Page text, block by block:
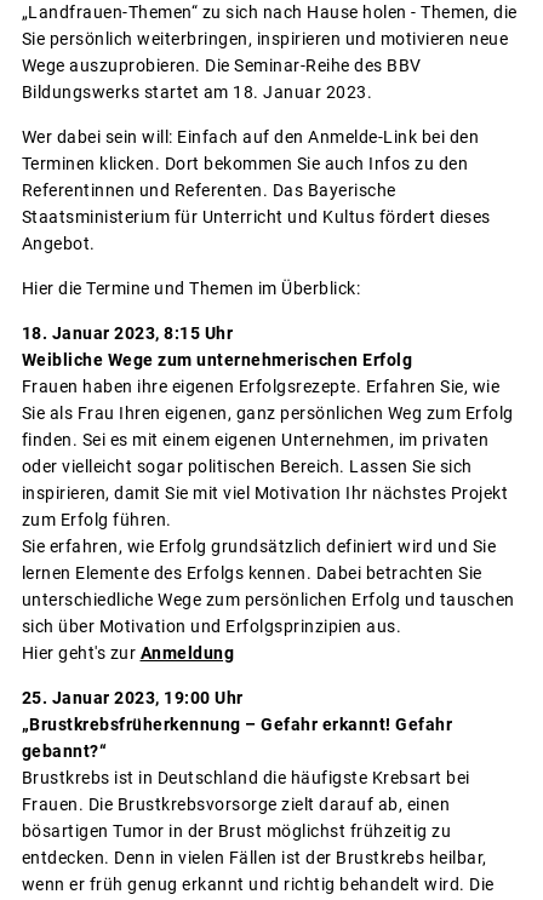
„Landfrauen-Themen“ zu sich nach Hause holen - Themen, die
Sie persönlich weiterbringen, inspirieren und motivieren neue
Wege auszuprobieren. Die Seminar-Reihe des BBV
Bildungswerks startet am 18. Januar 2023.
Wer dabei sein will: Einfach auf den Anmelde-Link bei den
Terminen klicken. Dort bekommen Sie auch Infos zu den
Referentinnen und Referenten. Das Bayerische
Staatsministerium für Unterricht und Kultus fördert dieses
Angebot.
Hier die Termine und Themen im Überblick:
18. Januar 2023, 8:15 Uhr
Weibliche Wege zum unternehmerischen Erfolg
Frauen haben ihre eigenen Erfolgsrezepte. Erfahren Sie, wie
Sie als Frau Ihren eigenen, ganz persönlichen Weg zum Erfolg
finden. Sei es mit einem eigenen Unternehmen, im privaten
oder vielleicht sogar politischen Bereich. Lassen Sie sich
inspirieren, damit Sie mit viel Motivation Ihr nächstes Projekt
zum Erfolg führen.
Sie erfahren, wie Erfolg grundsätzlich definiert wird und Sie
lernen Elemente des Erfolgs kennen. Dabei betrachten Sie
unterschiedliche Wege zum persönlichen Erfolg und tauschen
sich über Motivation und Erfolgsprinzipien aus.
Hier geht's zur Anmeldung
25. Januar 2023, 19:00 Uhr
„Brustkrebsfrüherkennung – Gefahr erkannt! Gefahr
gebannt?“
Brustkrebs ist in Deutschland die häufigste Krebsart bei
Frauen. Die Brustkrebsvorsorge zielt darauf ab, einen
bösartigen Tumor in der Brust möglichst frühzeitig zu
entdecken. Denn in vielen Fällen ist der Brustkrebs heilbar,
wenn er früh genug erkannt und richtig behandelt wird. Die